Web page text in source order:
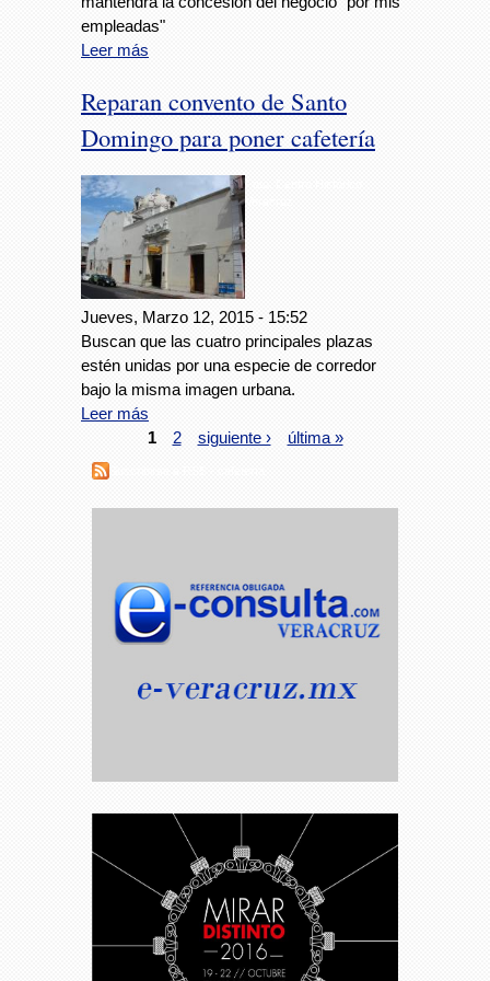
empleadas"
Leer más
Reparan convento de Santo
Domingo para poner cafetería
Jueves, Marzo 12, 2015 - 15:52
Buscan que las cuatro principales plazas
estén unidas por una especie de corredor
bajo la misma imagen urbana.
Leer más
1
2 siguiente › última »